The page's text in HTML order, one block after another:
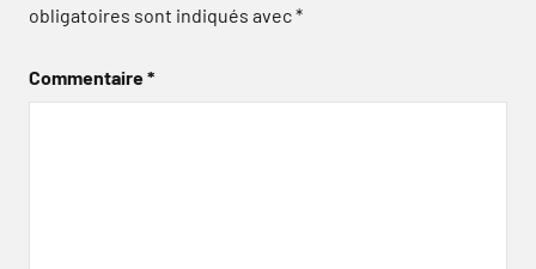
obligatoires sont indiqués avec*
Commentaire*